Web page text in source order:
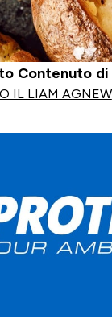
Contenuto
IL LIAM AGNEW